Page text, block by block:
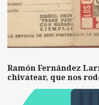
Ramón Fernández
chivatear, que nos